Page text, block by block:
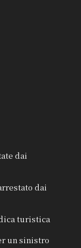
dai
dai
turistica
un sinistro